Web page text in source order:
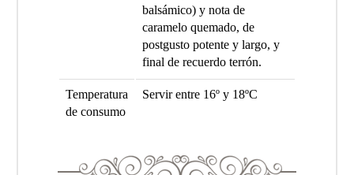
balsámico) y nota de
caramelo quemado, de
postgusto potente y largo, y
final de recuerdo terrón.
Temperatura
de consumo
Servir entre 16º y 18ºC